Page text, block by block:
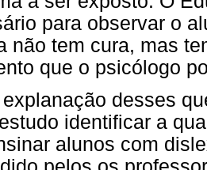
para observar o
não tem cura, mas
que o psicólogo
explanação desses
identificar a
alunos com